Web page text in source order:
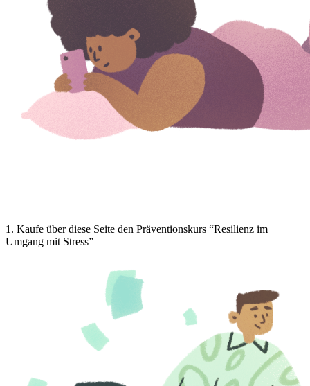
1 . Kaufe über diese Seite den Präventionskurs “Resilienz im
Umgang mit Stress”